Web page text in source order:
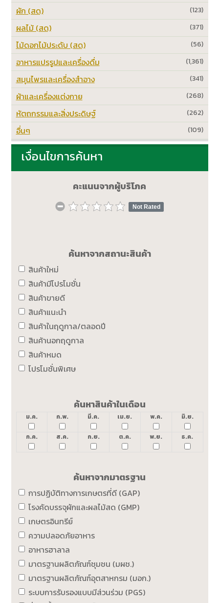
(123)
ผัก (สด)
(371)
ผลไม้ (สด)
(56)
ไม้ดอกไม้ประดับ (สด)
(1,361)
อาหารแปรรูปและเครื่องดื่ม
(341)
สมุนไพรและเครื่องสำอาง
(268)
ผ้าและเครื่องแต่งกาย
(262)
หัตถกรรมและสิ่งประดิษฐ์
(109)
อื่นๆ
เงื่อนไขการค้นหา
คะแนนจากผู้บริโภค
Not Rated
ค้นหาจากสถานะสินค้า
สินค้าใหม่
สินค้ามีโปรโมชั่น
สินค้าขายดี
สินค้าแนะนำ
สินค้าในฤดูกาล/ตลอดปี
สินค้านอกฤดูกาล
สินค้าหมด
โปรโมชั่นพิเศษ
ค้นหาสินค้าในเดือน
ม.ค. ก.พ. มี.ค. เม.ย. พ.ค. มิ.ย.
ก.ค. ส.ค. ก.ย. ต.ค. พ.ย. ธ.ค.
ค้นหาจากมาตรฐาน
การปฏิบัติทางการเกษตรที่ดี (GAP)
โรงคัดบรรจุผักและผลไม้สด (GMP)
เกษตรอินทรีย์
ความปลอดภัยอาหาร
อาหารฮาลาล
มาตรฐานผลิตภัณฑ์ชุมชน (มผช.)
มาตรฐานผลิตภัณฑ์อุตสาหกรม (มอก.)
ระบบการรับรองแบบมีส่วนร่วม (PGS)